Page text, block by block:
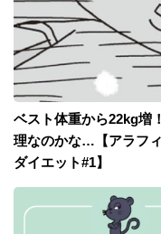
ベスト体重から22kg増
理なのかな…【アラフ
ダイエット#1】